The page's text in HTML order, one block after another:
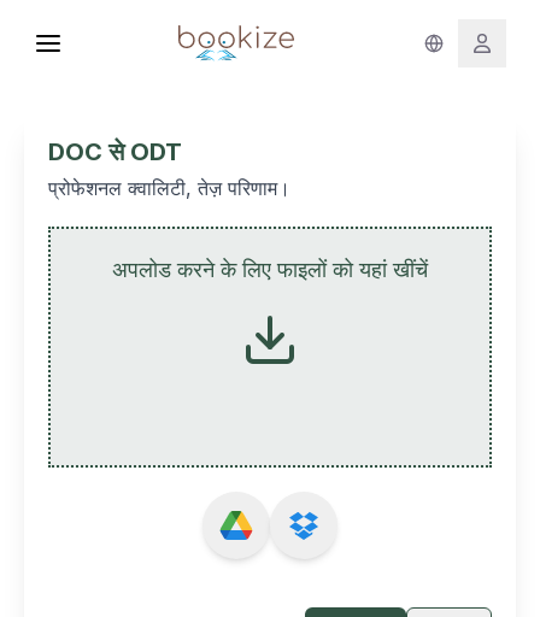
DOC से ODT
प्रोफेशनल क्वालिटी, तेज़ परिणाम।
अपलोड करने के लिए फाइलों को यहां खींचें